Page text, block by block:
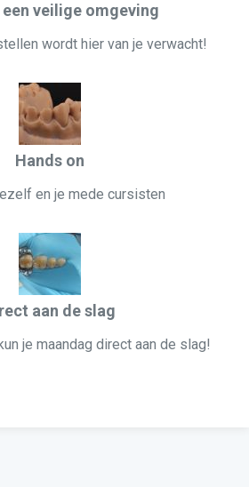
een veilige omgeving
wordt hier van je verwacht!
Hands on
en je mede cursisten
aan de slag
je maandag direct aan de slag!